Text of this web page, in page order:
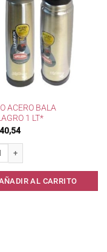
ACERO BALA
1 LT*
Acero Bala Lumilagro 1 lt*
AL CARRITO